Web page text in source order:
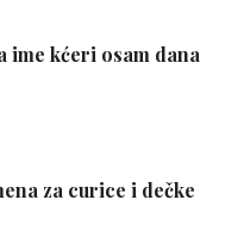
ime kćeri osam dana
za curice i dečke